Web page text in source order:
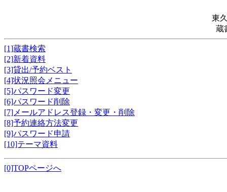
東
蔵
[1]蔵書検索
[2]新着資料
[3]貸出/予約ベスト
[4]状況照会メニュー
[5]パスワード変更
[6]パスワード削除
[7]メールアドレス登録・変更・削除
[8]予約連絡方法変更
[9]パスワード申請
[10]テーマ資料
[0]TOPページへ